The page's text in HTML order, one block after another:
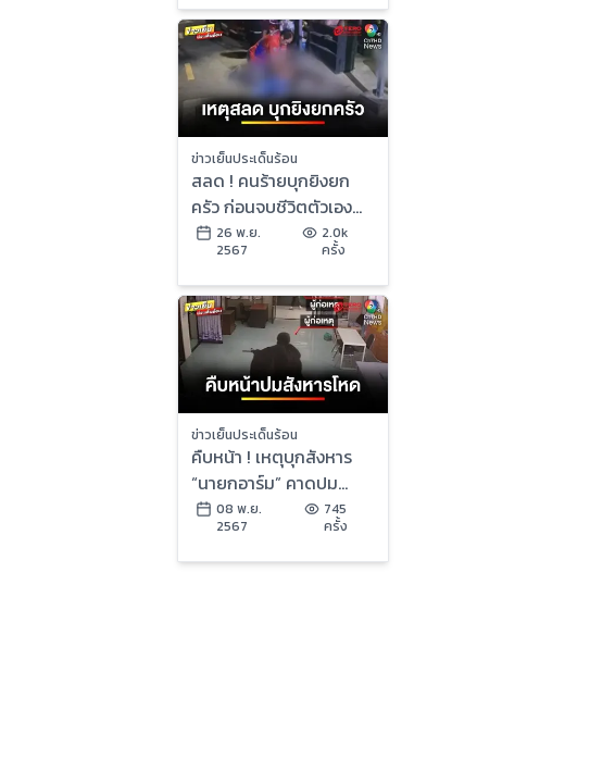
ข่าวเย็นประเด็นร้อน
สลด ! คนร้ายบุกยิงยก
ครัว ก่อนจบชีวิตตัวเอง
คาดปมชู้สาว | ข่าวเย็น
ประเด็นร้อน
26 พ.ย.
2567
2.0k
ครั้ง
ข่าวเย็นประเด็นร้อน
คืบหน้า ! เหตุบุกสังหาร
“นายกอาร์ม” คาดปม
การเมืองท้องถิ่น | ข่าวเย็น
ประเด็นร้อน
08 พ.ย.
2567
745
ครั้ง